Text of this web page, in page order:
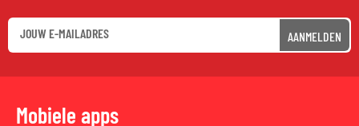
AANMELDEN
Mobiele apps